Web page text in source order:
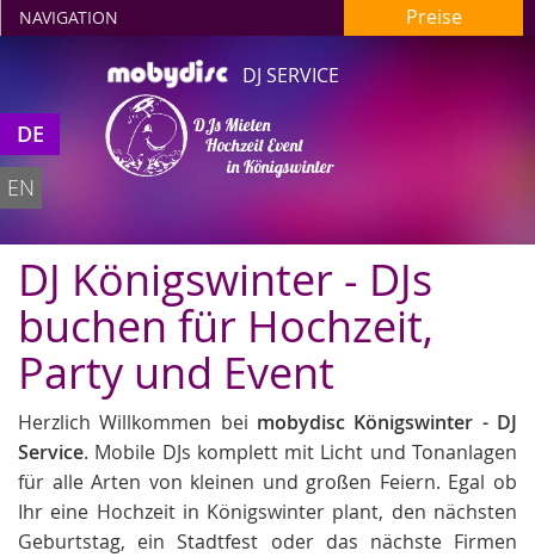
DJ SERVICE
NAVIGATION Preise
DE
EN
DJ Königswinter - DJs
buchen für Hochzeit,
Party und Event
Herzlich Willkommen bei mobydisc Königswinter - DJ
Service. Mobile DJs komplett mit Licht und Tonanlagen
für alle Arten von kleinen und großen Feiern. Egal ob
Ihr eine Hochzeit in Königswinter plant, den nächsten
Geburtstag, ein Stadtfest oder das nächste Firmen